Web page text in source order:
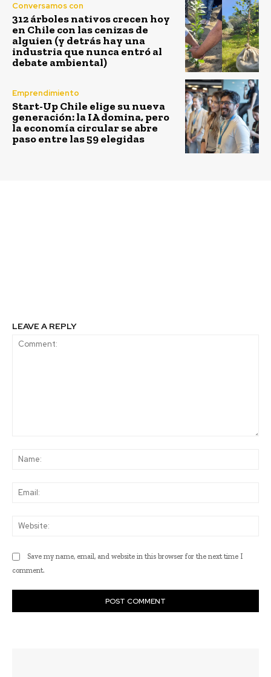
Conversamos con
312 árboles nativos crecen hoy
en Chile con las cenizas de
alguien (y detrás hay una
industria que nunca entró al
debate ambiental)
Emprendimiento
Start-Up Chile elige su nueva
generación: la IA domina, pero
la economía circular se abre
paso entre las 59 elegidas
LEAVE A REPLY
Save my name, email, and website in this browser for the next time I
comment.